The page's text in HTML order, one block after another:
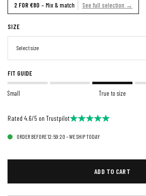
2 FOR €80 – Mix & match See full selection →
SIZE
FIT GUIDE
Small True to size
Rated 4.6/5 on Trustpilot
ORDER BEFORE 12:59:20 – WE SHIP TODAY
ADD TO CART